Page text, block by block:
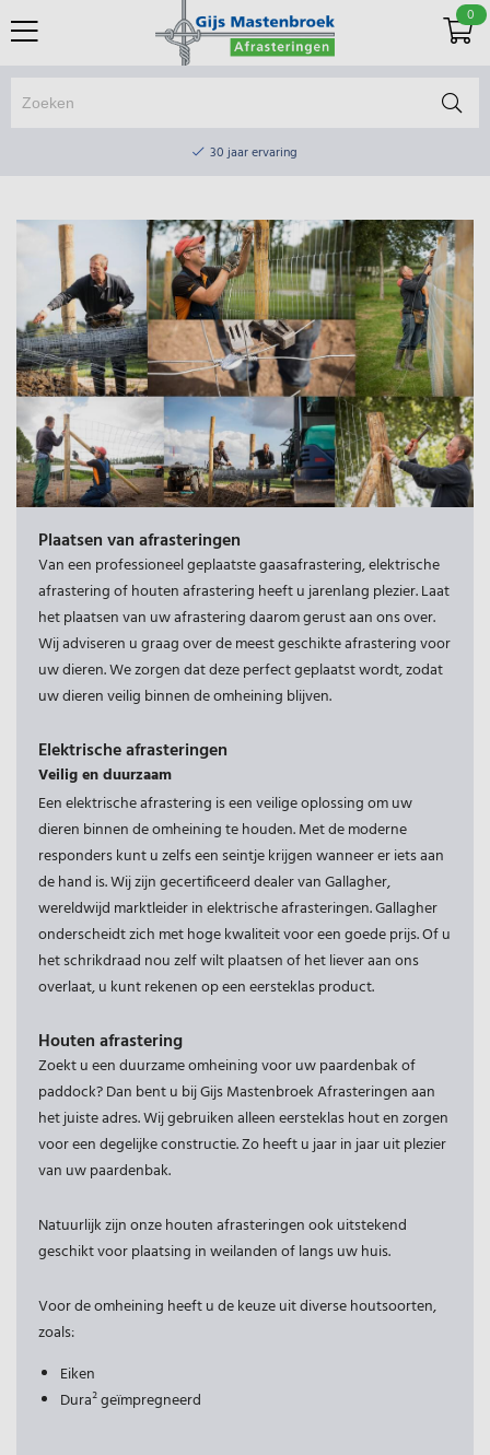
0
Elektrisch afrasteringsmateriaal gratis verzending vanaf €75
30 jaar ervaring
Elektrisch afrasteringsmateriaal gratis verzending vanaf €75
Plaatsen van afrasteringen
Van een professioneel geplaatste gaasafrastering, elektrische
afrastering of houten afrastering heeft u jarenlang plezier. Laat
het plaatsen van uw afrastering daarom gerust aan ons over.
Wij adviseren u graag over de meest geschikte afrastering voor
uw dieren. We zorgen dat deze perfect geplaatst wordt, zodat
uw dieren veilig binnen de omheining blijven.
Elektrische afrasteringen
Veilig en duurzaam
Een elektrische afrastering is een veilige oplossing om uw
dieren binnen de omheining te houden. Met de moderne
responders kunt u zelfs een seintje krijgen wanneer er iets aan
de hand is. Wij zijn gecertificeerd dealer van Gallagher,
wereldwijd marktleider in elektrische afrasteringen. Gallagher
onderscheidt zich met hoge kwaliteit voor een goede prijs. Of u
het schrikdraad nou zelf wilt plaatsen of het liever aan ons
overlaat, u kunt rekenen op een eersteklas product.
Houten afrastering
Zoekt u een duurzame omheining voor uw paardenbak of
paddock? Dan bent u bij Gijs Mastenbroek Afrasteringen aan
het juiste adres. Wij gebruiken alleen eersteklas hout en zorgen
voor een degelijke constructie. Zo heeft u jaar in jaar uit plezier
van uw paardenbak.
Natuurlijk zijn onze houten afrasteringen ook uitstekend
geschikt voor plaatsing in weilanden of langs uw huis.
Voor de omheining heeft u de keuze uit diverse houtsoorten,
zoals:
Eiken
Dura² geïmpregneerd